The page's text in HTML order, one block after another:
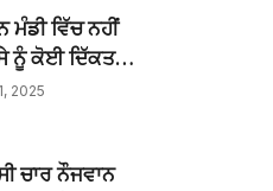
ਵਿੱਚ ਉਹ ਕੀਤਾ ਜੋ ਦੂਜੀਆਂ
ਦੀਪਕ ਮਨਚੰਦਾ, ਪੰਜਾਬ ਅਤੇ
ਕੇ ਵਿਅਕਤੀ ਦੀ ਮੌਤ, ਨਹੀਂ ਹੋਈ
ਮੰਡੀ ਵਿੱਚ ਨਹੀਂ
ਨੂੰ ਕੋਈ ਦਿੱਕਤ :
ਜਗਸੀਰ
2025
ਚਾਰ ਨੌਜਵਾਨ